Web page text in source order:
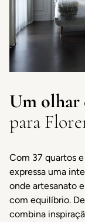
Um olhar
para
Com 37 quartos
expressa uma
onde artesanato
com equilíbrio.
combina